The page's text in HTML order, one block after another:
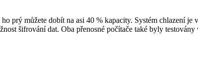
prý můžete dobít na asi 40 % kapacity. Systém chlazení
šifrování dat. Oba přenosné počítače také byly